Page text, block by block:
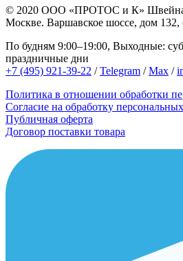
© 2020 ООО «ПРОТОС и К»
Москве. Варшавское шоссе, дом 132,
По будням 9:00–19:00, Выходные:
праздничные дни
+7 (495) 921-39-22 /Telegram /Max /
Политика в отношении обработки
Согласие на обработку
Публичная оферта
Договор поставки товара